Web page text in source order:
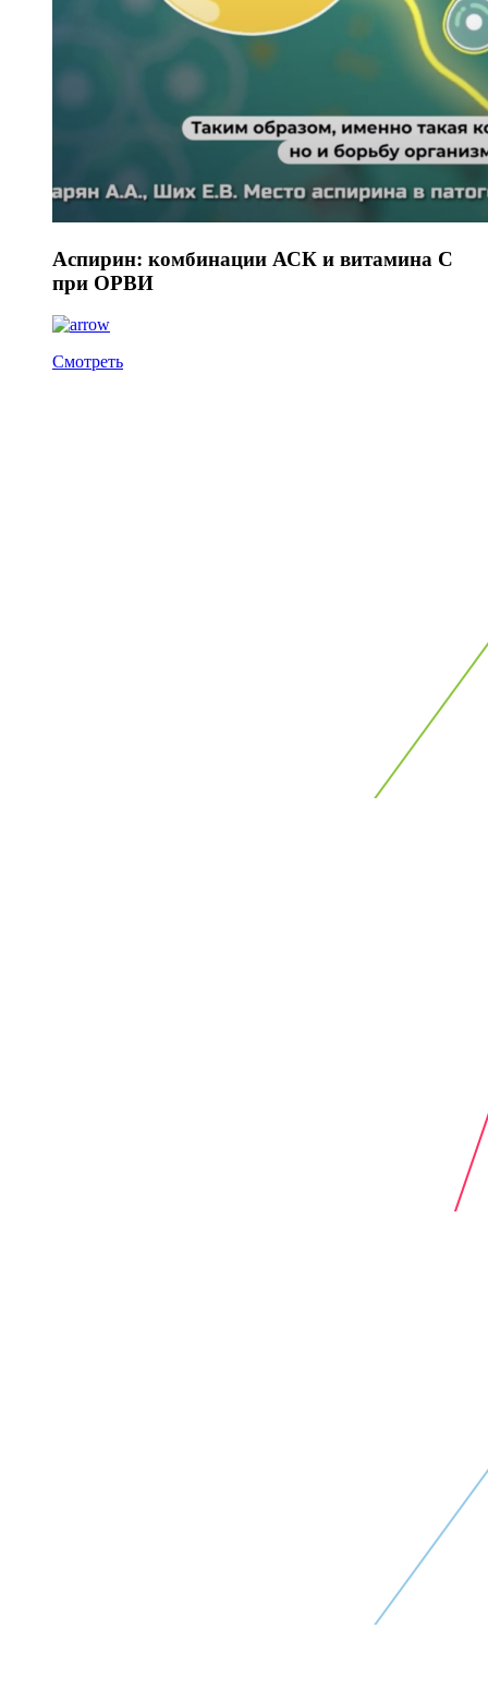
Аспирин: комбинации АСК и витамина С
при ОРВИ
Смотреть